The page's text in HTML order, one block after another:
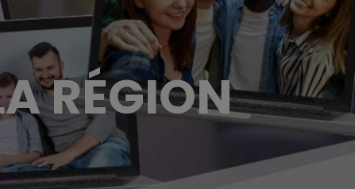
RÉGION